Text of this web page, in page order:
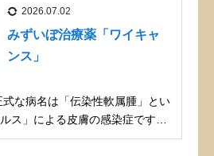
2026.07.02
みずいぼ治療薬「ワイキャ
ンス」
式な病名は「伝染性軟属腫」とい
ス」による皮膚の感染症です。